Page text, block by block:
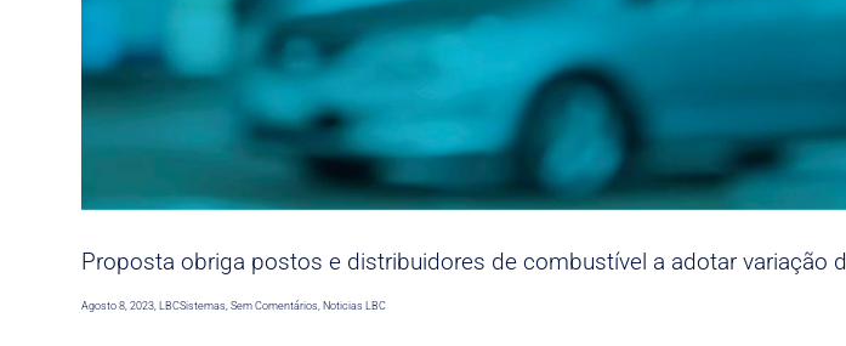
Proposta obriga postos e distribuidores de combustível a adotar variação
Agosto 8, 2023 ,LBCSistemas Sem Comentários Noticias LBC